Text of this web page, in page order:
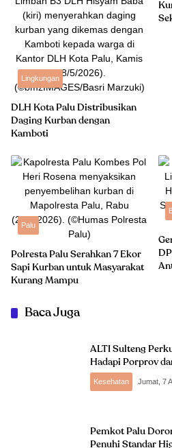
Lingkungan
DLH Kota Palu Distribusikan
Daging Kurban dengan
Kamboti
Palu
Polresta Palu Serahkan 7 Ekor
Sapi Kurban untuk Masyarakat
Kurang Mampu
Baca Juga
ALTI Sulteng
Hadapi Porprov
Kesehatan Jumat, 7
Pemkot Palu
Penuhi Standar